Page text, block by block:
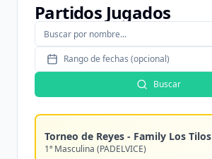
Partidos Jugados
Rango de fechas (opcional)
Buscar
Torneo de Reyes - Family Los Tilos
1ª Masculina (PADELVICE)